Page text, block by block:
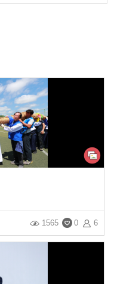
6
0
1565